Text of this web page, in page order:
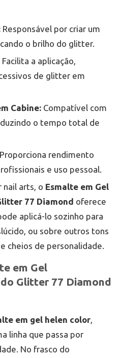
específico
o glitter para não
manusear produtos de
Dourado Glitter 77
Responsável por criar um
o brilho do glitter.
Facilita a aplicação,
de glitter em
Cabine: Compatível com
o tempo total de
Proporciona rendimento
e uso pessoal.
nail arts, o Esmalte em Gel
77 Diamond oferece
aplicá-lo sozinho para
ou sobre outros tons
cheios de personalidade.
em Gel
Glitter 77 Diamond
em gel helen color,
linha que passa por
No frasco do